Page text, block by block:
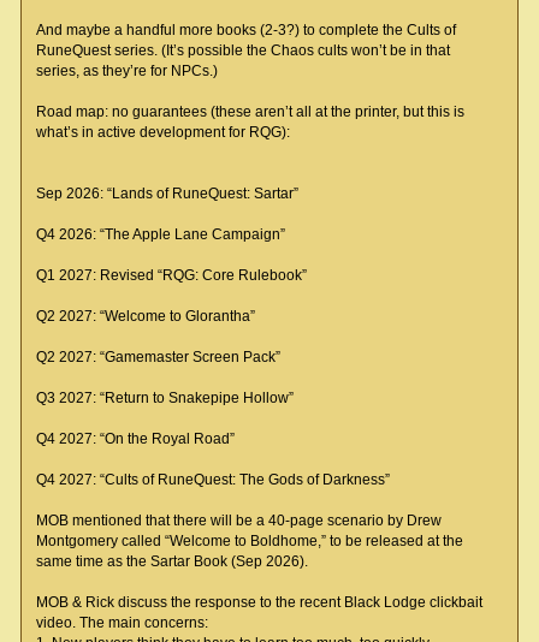
And maybe a handful more books (2-3?) to complete the Cults of
RuneQuest series. (It’s possible the Chaos cults won’t be in that
series, as they’re for NPCs.)
Road map: no guarantees (these aren’t all at the printer, but this is
what’s in active development for RQG):
Sep 2026: “Lands of RuneQuest: Sartar”
Q4 2026: “The Apple Lane Campaign”
Q1 2027: Revised “RQG: Core Rulebook”
Q2 2027: “Welcome to Glorantha”
Q2 2027: “Gamemaster Screen Pack”
Q3 2027: “Return to Snakepipe Hollow”
Q4 2027: “On the Royal Road”
Q4 2027: “Cults of RuneQuest: The Gods of Darkness”
MOB mentioned that there will be a 40-page scenario by Drew
Montgomery called “Welcome to Boldhome,” to be released at the
same time as the Sartar Book (Sep 2026).
MOB & Rick discuss the response to the recent Black Lodge clickbait
video. The main concerns: